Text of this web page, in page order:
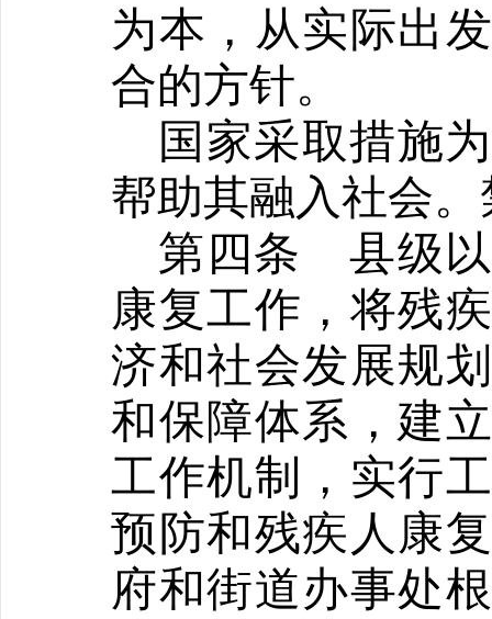
为本，从实际出
合的方针。
国家采取措施
帮助其融入社会
第四条县级
康复工作，将残
济和社会发展规
和保障体系，建
工作机制，实行
预防和残疾人康
府和街道办事处